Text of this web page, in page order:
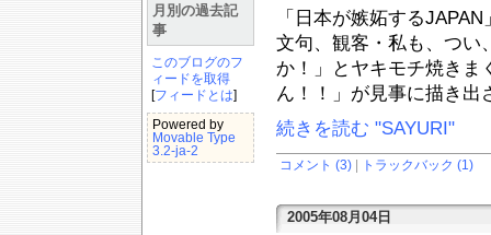
月別の過去記
事
このブログのフ
ィードを取得
[フィードとは]
Powered by
Movable Type
3.2-ja-2
「日本が嫉妬する
文句、観客・私も、つい
か！」とヤキモチ焼き
ん！！」が見事に描き出
続きを読む "SAYURI"
コメント (3) トラックバック (1)
2005年08月04日